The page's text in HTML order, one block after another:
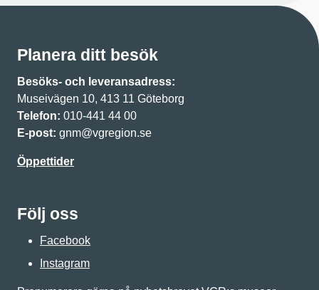
Planera ditt besök
Besöks- och leveransadress:
Museivägen 10, 413 11 Göteborg
Telefon: 010-441 44 00
E-post: gnm@vgregion.se
Öppettider
Följ oss
Facebook
Instagram